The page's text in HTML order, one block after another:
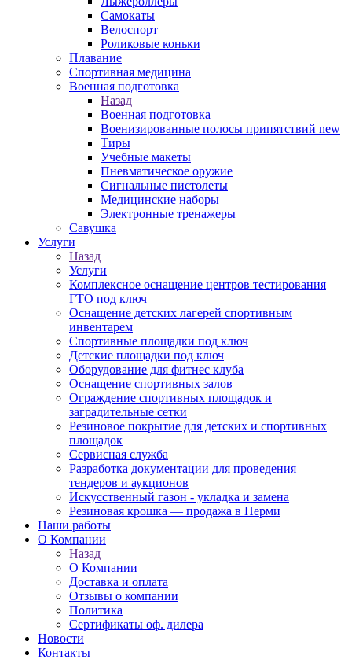
Самокаты
Велоспорт
Роликовые коньки
Плавание
Спортивная медицина
Военная подготовка
Назад
Военная подготовка
Военизированные полосы припятствий new
Тиры
Учебные макеты
Пневматическое оружие
Сигнальные пистолеты
Медицинские наборы
Электронные тренажеры
Савушка
Услуги
Назад
Услуги
Комплексное оснащение центров тестирования
ГТО под ключ
Оснащение детских лагерей спортивным
инвентарем
Спортивные площадки под ключ
Детские площадки под ключ
Оборудование для фитнес клуба
Оснащение спортивных залов
Ограждение спортивных площадок и
заградительные сетки
Резиновое покрытие для детских и спортивных
площадок
Сервисная служба
Разработка документации для проведения
тендеров и аукционов
Искусственный газон - укладка и замена
Резиновая крошка — продажа в Перми
Наши работы
О Компании
Назад
О Компании
Доставка и оплата
Отзывы о компании
Политика
Сертификаты оф. дилера
Новости
Контакты